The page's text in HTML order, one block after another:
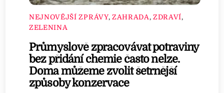
NEJNOVĚJŠÍ ZPRÁVY, ZAHRADA, ZDRAVÍ,
ZELENINA
Průmyslově zpracovávat potraviny
bez přidání chemie často nelze.
Doma můžeme zvolit šetrnější
způsoby konzervace